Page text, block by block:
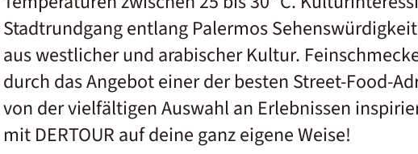
Stadtrundgangentlang Palermos
aus westlicher und arabischer Kultur.
durch das Angebot einer der besten Street-Food-
von der vielfältigen Auswahl an Erlebnissen
mit DERTOUR auf deine ganz eigene Weise!